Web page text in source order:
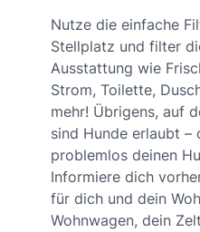
Nutze die einfache
Stellplatz und filter
Ausstattung wie
Strom, Toilette,
mehr! Übrigens, auf
sind Hunde erlaubt –
problemlos deinen
Informiere dich
für dich und dein
Wohnwagen, dein